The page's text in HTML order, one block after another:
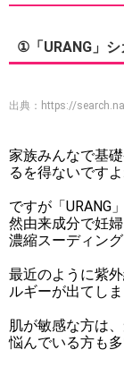
①「URANG」
出典： https://
家族みんなで基
るを得ないです
ですが「URANG
然由来成分で妊
濃縮スーディン
最近のように紫
ルギーが出てし
肌が敏感な方は
悩んでいる方も